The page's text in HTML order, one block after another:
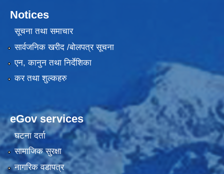
Notices
सूचना तथा समाचार
सार्वजनिक खरीद /बोलपत्र सूचना
एन, कानुन तथा निर्देशिका
कर तथा शुल्कहरु
eGov services
घटना दर्ता
सामाजिक सुरक्षा
नागरिक वडापत्र